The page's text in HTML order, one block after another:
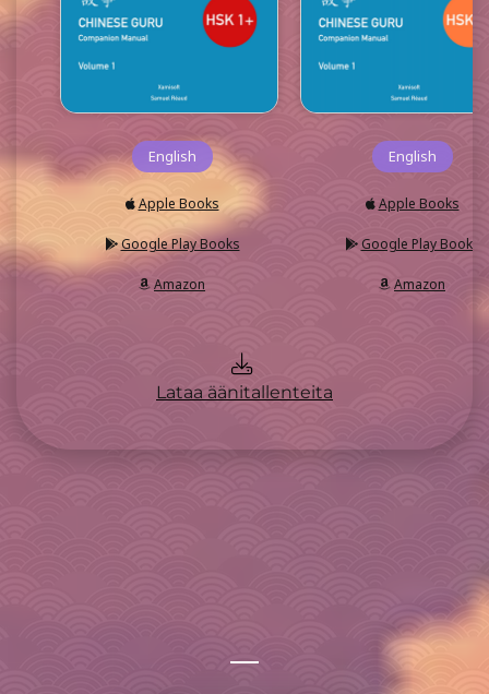
English
Apple Books
Google Play Books
Amazon
English
Apple Books
Google Play Books
Amazon
Lataa äänitallenteita